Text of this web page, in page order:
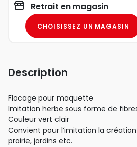
Retrait en magasin
CHOISISSEZ UN MAGASIN
Description
Flocage pour maquette
Imitation herbe sous forme de
Couleur vert clair
Convient pour l’imitation la
prairie, jardins etc.